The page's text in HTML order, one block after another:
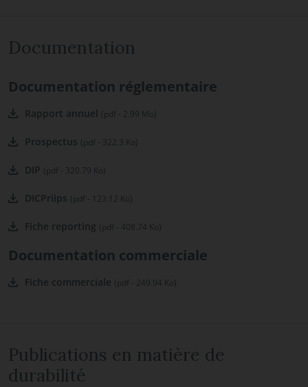
Documentation
Documentation réglementaire
Rapport annuel (pdf - 2.99 Mo)
Prospectus (pdf - 322.3 Ko)
DIP (pdf - 320.79 Ko)
DICPriips (pdf - 123.12 Ko)
Fiche reporting (pdf - 408.74 Ko)
Documentation commerciale
Fiche commerciale (pdf - 249.94 Ko)
Publications en matière de
durabilité